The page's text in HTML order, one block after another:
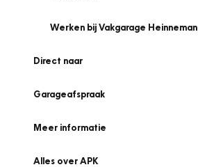
Werken bij Vakgarage Heinneman
Direct naar
Garageafspraak
Meer informatie
Alles over APK